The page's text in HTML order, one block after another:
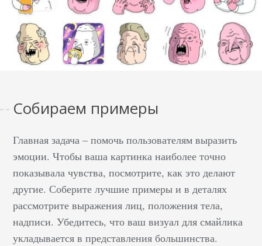
Собираем примеры
Главная задача – помочь пользователям выразить
эмоции. Чтобы ваша картинка наиболее точно
показывала чувства, посмотрите, как это делают
другие. Соберите лучшие примеры и в деталях
рассмотрите выражения лиц, положения тела,
надписи. Убедитесь, что ваш визуал для смайлика
укладывается в представления большинства.